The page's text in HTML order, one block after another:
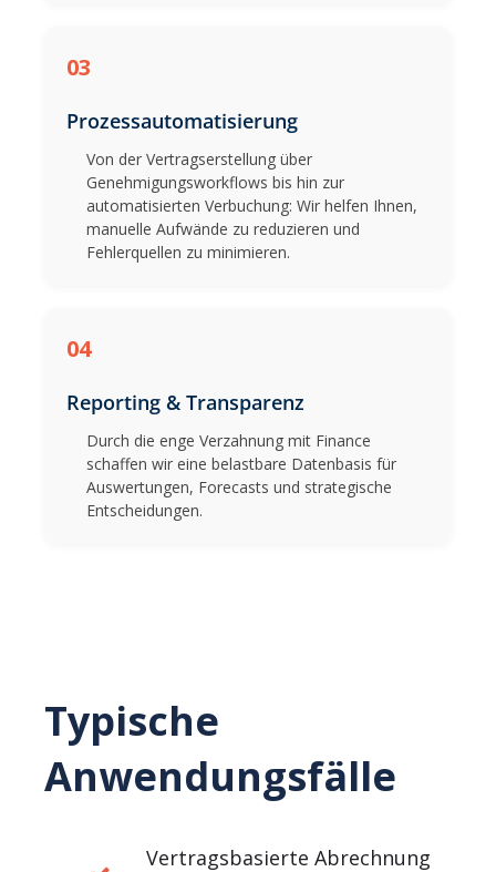
03
Prozessautomatisierung
Von der Vertragserstellung über
Genehmigungsworkflows bis hin zur
automatisierten Verbuchung: Wir helfen Ihnen,
manuelle Aufwände zu reduzieren und
Fehlerquellen zu minimieren.
04
Reporting & Transparenz
Durch die enge Verzahnung mit Finance
schaffen wir eine belastbare Datenbasis für
Auswertungen, Forecasts und strategische
Entscheidungen.
Typische
Anwendungsfälle
Vertragsbasierte Abrechnung